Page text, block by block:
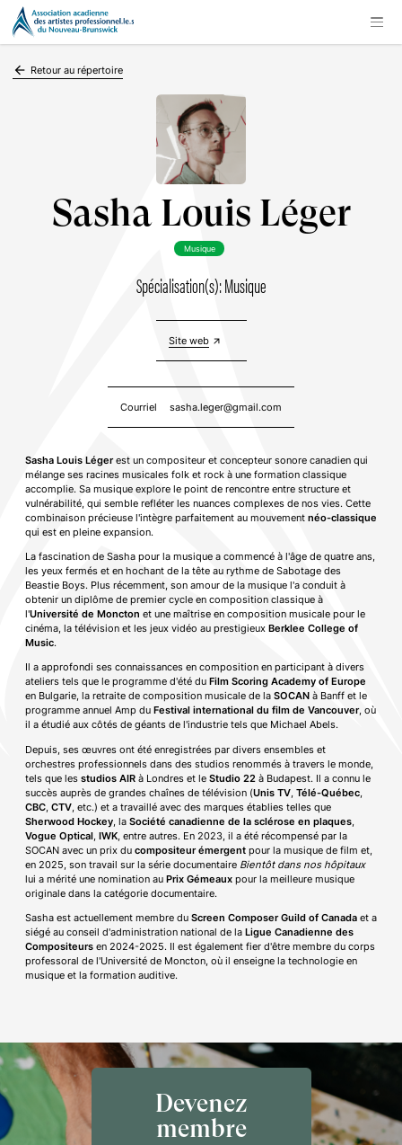
arrow_backward
Retour au répertoire
Sasha Louis Léger
Musique
Spécialisation(s): Musique
Site web arrow_outward
Courriel sasha.leger@gmail.com
Sasha Louis Légerest un compositeur et concepteur sonore canadien qui
mélange ses racines musicales folk et rock à une formation classique
accomplie. Sa musique explore le point de rencontre entre structure et
vulnérabilité, qui semble refléter les nuances complexes de nos vies. Cette
combinaison précieuse l'intègre parfaitement au mouvement néo-classique
qui est en pleine expansion.
La fascination de Sasha pour la musique a commencé à l'âge de quatre ans,
les yeux fermés et en hochant de la tête au rythme de Sabotage des
Beastie Boys. Plus récemment, son amour de la musique l'a conduit à
obtenir un diplôme de premier cycle en composition classique à
l'Université de Moncton et une maîtrise en composition musicale pour le
cinéma, la télévision et les jeux vidéo au prestigieux Berklee College of
Music.
Il a approfondi ses connaissances en composition en participant à divers
ateliers tels que le programme d'été du Film Scoring Academy of Europe
en Bulgarie, la retraite de composition musicale de la SOCAN à Banff et le
programme annuel Amp du Festival international du film de Vancouver, où
il a étudié aux côtés de géants de l'industrie tels que Michael Abels.
Depuis, ses œuvres ont été enregistrées par divers ensembles et
orchestres professionnels dans des studios renommés à travers le monde,
tels que les studios AIR à Londres et le Studio 22 à Budapest. Il a connu le
succès auprès de grandes chaînes de télévision (Unis TV Télé-Québec
CBC CTV , etc.) et a travaillé avec des marques établies telles que
Sherwood Hockey , la Société canadienne de la sclérose en plaques
Vogue Optical IWK , entre autres. En 2023, il a été récompensé par la
SOCAN avec un prix du compositeur émergent pour la musique de film et,
en 2025, son travail sur la série documentaire Bientôt dans nos hôpitaux
lui a mérité une nomination au Prix Gémeaux pour la meilleure musique
originale dans la catégorie documentaire.
Sasha est actuellement membre du Screen Composer Guild of Canada et a
siégé au conseil d'administration national de la Ligue Canadienne des
Compositeurs en 2024-2025. Il est également fier d'être membre du corps
professoral de l'Université de Moncton, où il enseigne la technologie en
musique et la formation auditive.
Devenez
membre